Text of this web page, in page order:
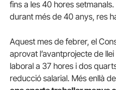
fins a les 40 hores setmanals.
durant més de 40 anys, res
Aquest mes de febrer, el
aprovat l’avantprojecte de
laboral a 37 hores i dos
reducció salarial. Més enllà